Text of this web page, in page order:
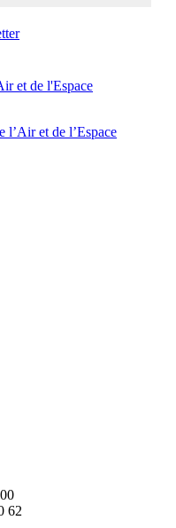
l’Air et de l’Espace
62